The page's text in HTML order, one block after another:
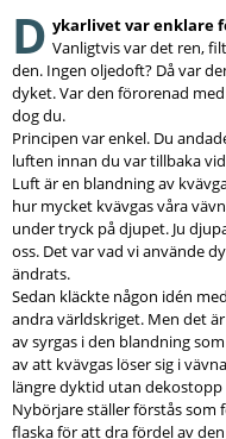
D ykarlivet var enklare
Vanligtvis var det ren,
den. Ingen oljedoft? Då var
dyket. Var den förorenad
dog du.
Principen var enkel. Du
luften innan du var tillbaka
Luft är en blandning av
hur mycket kvävgas våra
under tryck på djupet. Ju
oss. Det var vad vi använde
ändrats.
Sedan kläckte någon idén
andra världskriget. Men det
av syrgas i den blandning
av att kvävgas löser sig i
längre dyktid utan dekostopp
Nybörjare ställer förstås som
flaska för att dra fördel av